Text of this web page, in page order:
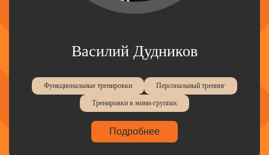
Василий Дудников
Функциональные тренировки Персональный тренинг
Тренировки в мини-группах
Подробнее